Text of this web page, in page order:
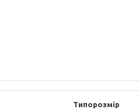
Типорозмір